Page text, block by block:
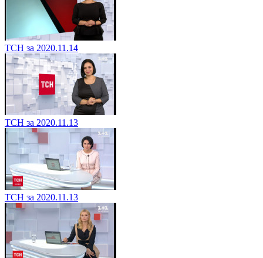
ТСН за 2020.11.14
ТСН за 2020.11.13
ТСН за 2020.11.13